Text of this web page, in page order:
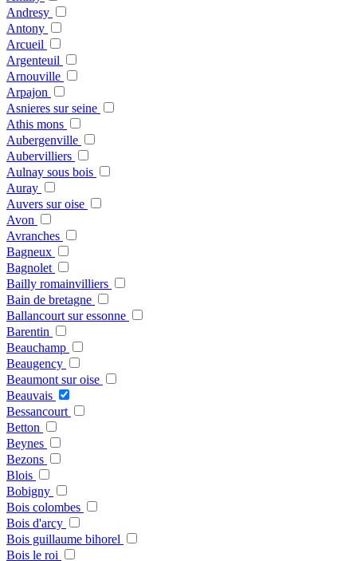
Andresy
Antony
Arcueil
Argenteuil
Arnouville
Arpajon
Asnieres sur seine
Athis mons
Aubergenville
Aubervilliers
Aulnay sous bois
Auray
Auvers sur oise
Avon
Avranches
Bagneux
Bagnolet
Bailly romainvilliers
Bain de bretagne
Ballancourt sur essonne
Barentin
Beauchamp
Beaugency
Beaumont sur oise
Beauvais
Bessancourt
Betton
Beynes
Bezons
Blois
Bobigny
Bois colombes
Bois d'arcy
Bois guillaume bihorel
Bois le roi